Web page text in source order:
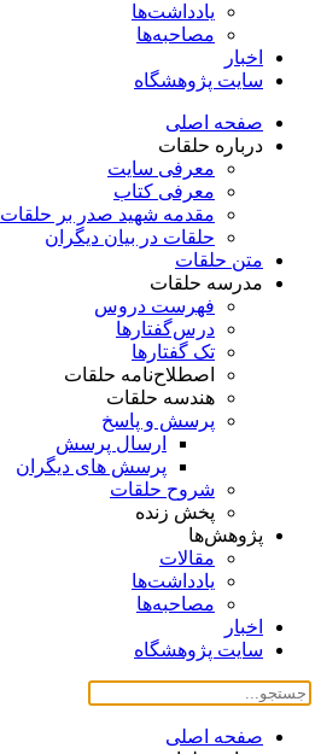
یادداشت‌ها
مصاحبه‌ها
اخبار
سایت پژوهشگاه
صفحه اصلی
درباره حلقات
معرفی سایت
معرفی کتاب
مقدمه شهید صدر بر حلقات
حلقات در بیان دیگران
متن حلقات
مدرسه حلقات
فهرست دروس
درس‌گفتار‌ها
تک گفتارها
اصطلاح‌نامه حلقات
هندسه حلقات
پرسش و پاسخ
ارسال پرسش
پرسش های دیگران
شروح حلقات
پخش زنده
پژوهش‌ها
مقالات
یادداشت‌ها
مصاحبه‌ها
اخبار
سایت پژوهشگاه
صفحه اصلی